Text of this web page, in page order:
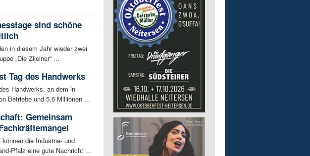
sind schöne
in diesem Jahr wieder zwei
„Die Zijeiner“ ...
Tag des Handwerks
Handwerks, an dem in
Betriebe und 5,6 Millionen ...
Gemeinsam
die Industrie- und
Pfalz eine gute Nachricht ...